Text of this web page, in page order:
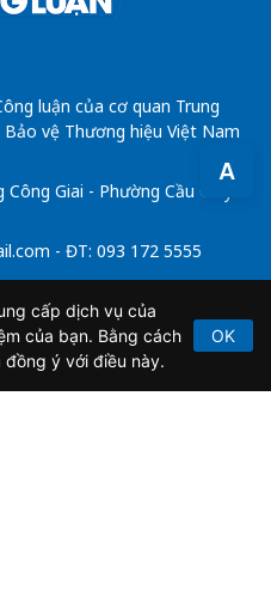
A
luận của cơ quan Trung
vệ Thương hiệu Việt Nam
Giai - Phường Cầu Giấy -
- ĐT: 093 172 5555
tử số 64/GP-BTTTT do Bộ
21/2/2020.
cấp dịch vụ của
của bạn. Bằng cách
ý với điều này.
OK